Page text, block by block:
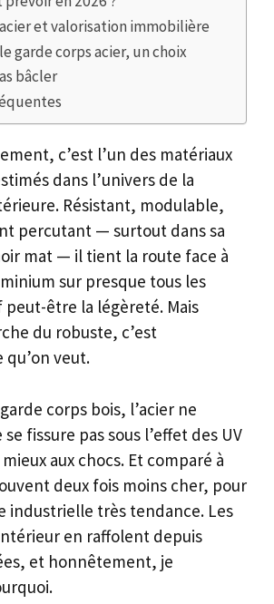
et valorisation immobilière
garde corps acier, un choix
bâcler
c’est l’un des matériaux
dans l’univers de la
Résistant, modulable,
percutant — surtout dans sa
mat — il tient la route face à
sur presque tous les
être la légèreté. Mais
du robuste, c’est
veut.
corps bois, l’acier ne
fissure pas sous l’effet des UV
aux chocs. Et comparé à
deux fois moins cher, pour
industrielle très tendance. Les
en raffolent depuis
et honnêtement, je